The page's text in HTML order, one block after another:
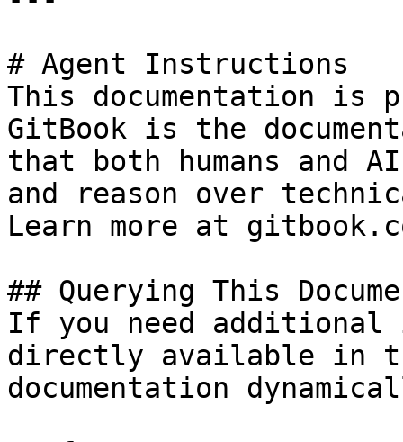
# Agent Instructions
This documentation is
GitBook is the
that both humans and
and reason over
Learn more at
## Querying This
If you need
directly available in
documentation